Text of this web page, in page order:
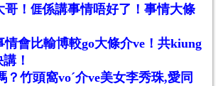
！ 𠊎係講事情唔好了！事情大條
情會比輸博較go大條介ve！共kiung
！
？竹頭窩voˊ介ve美女李秀珠,愛同